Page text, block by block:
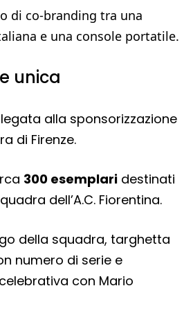
di co-branding tra una
e una console portatile.
unica
legata alla sponsorizzazione
di Firenze.
300 esemplari destinati
dell’A.C. Fiorentina.
della squadra, targhetta
numero di serie e
con Mario